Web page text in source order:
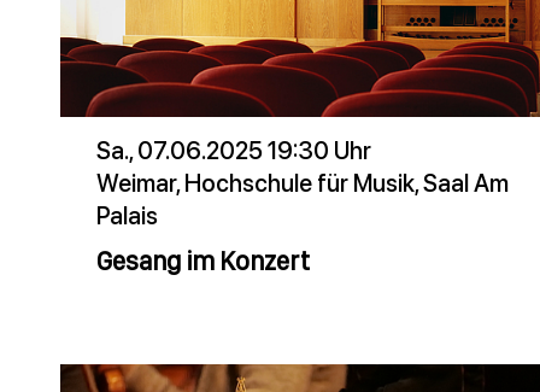
Sa., 07.06.2025 19:30 Uhr
Weimar, Hochschule für Musik, Saal Am
Palais
Gesang im Konzert